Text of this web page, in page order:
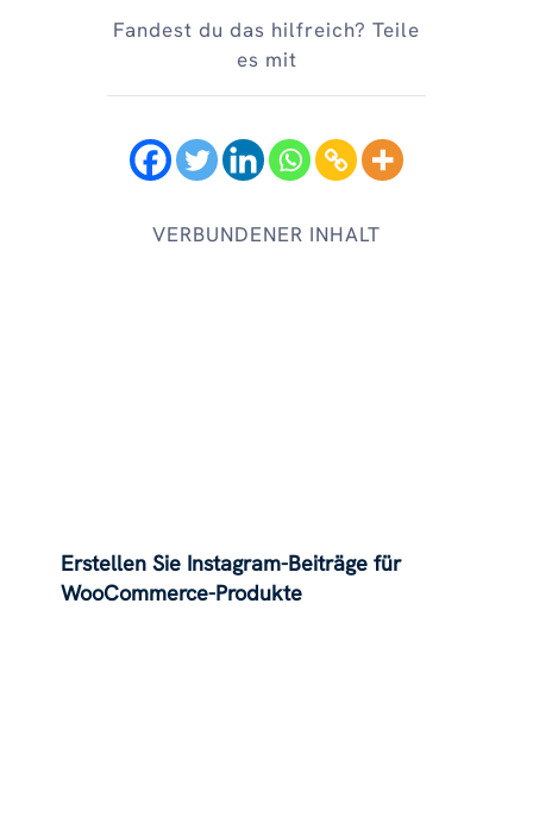
Fandest du das hilfreich? Teile
es mit
VERBUNDENER INHALT
Erstellen Sie Instagram-Beiträge für
WooCommerce-Produkte